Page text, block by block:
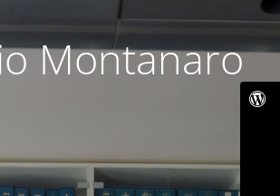
Montanaro